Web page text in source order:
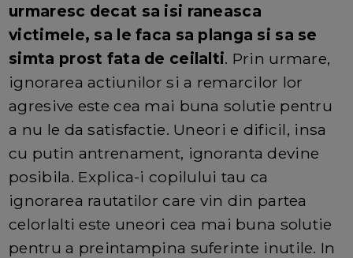
urmaresc decat sa isi raneasca
victimele, sa le faca sa planga si sa se
simta prost fata de ceilalti. Prin urmare,
ignorarea actiunilor si a remarcilor lor
agresive este cea mai buna solutie pentru
a nu le da satisfactie. Uneori e dificil, insa
cu putin antrenament, ignoranta devine
posibila. Explica-i copilului tau ca
ignorarea rautatilor care vin din partea
celorlalti este uneori cea mai buna solutie
pentru a preintampina suferinte inutile. In